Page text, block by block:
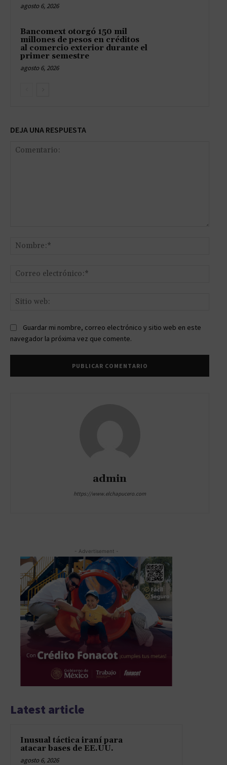
agosto 6, 2026
Bancomext otorgó 150 mil
millones de pesos en créditos
al comercio exterior durante el
primer semestre
agosto 6, 2026
DEJA UNA RESPUESTA
Guardar mi nombre, correo electrónico y sitio web en este
navegador la próxima vez que comente.
admin
https://www.elchapucero.com
- Advertisement -
Latest article
Inusual táctica iraní para
atacar bases de EE.UU.
agosto 6, 2026